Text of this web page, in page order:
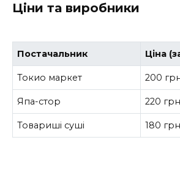
Ціни та виробники
Постачальник Ціна
Токио маркет 200
Япа-стор 220 грн
Товариші суші 180 грн